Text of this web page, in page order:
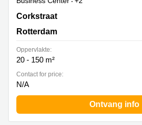
Corkstraat 46, Rotterdam
Corkstraat
Rotterdam
Oppervlakte:
20 - 150 m²
Contact for price:
N/A
Ontvang info